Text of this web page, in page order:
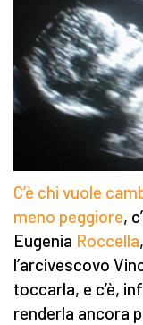
C’è chi vuole
meno peggiore,
Eugenia Roccella
l’arcivescovo
toccarla, e c’è,
renderla ancora